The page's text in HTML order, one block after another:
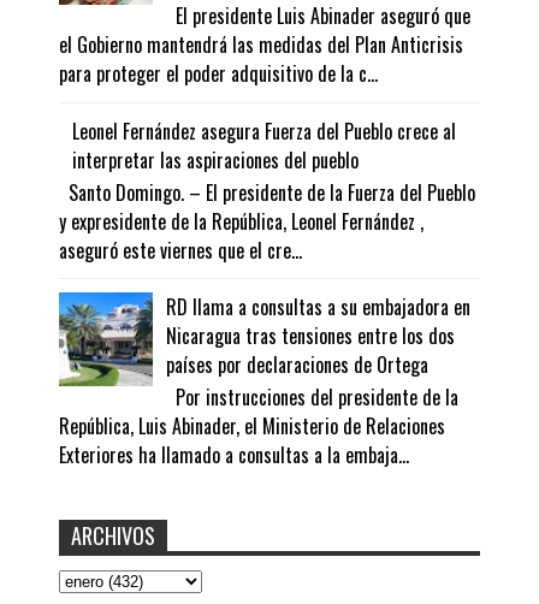
El presidente Luis Abinader aseguró que
el Gobierno mantendrá las medidas del Plan Anticrisis
para proteger el poder adquisitivo de la c...
Leonel Fernández asegura Fuerza del Pueblo crece al
interpretar las aspiraciones del pueblo
Santo Domingo. – El presidente de la Fuerza del Pueblo
y expresidente de la República, Leonel Fernández ,
aseguró este viernes que el cre...
RD llama a consultas a su embajadora en
Nicaragua tras tensiones entre los dos
países por declaraciones de Ortega
Por instrucciones del presidente de la
República, Luis Abinader, el Ministerio de Relaciones
Exteriores ha llamado a consultas a la embaja...
ARCHIVOS